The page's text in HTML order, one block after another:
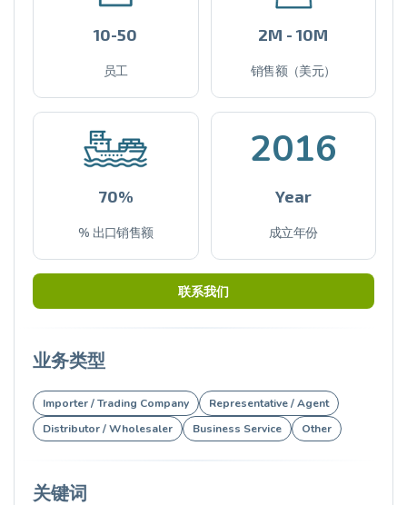
10-50
员工
2M - 10M
销售额（美元）
70%
% 出口销售额
2016
Year
成立年份
联系我们
业务类型
Importer / Trading Company
Representative / Agent
Distributor / Wholesaler
Business Service Other
关键词